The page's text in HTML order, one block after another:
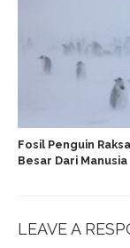
Fosil Penguin
Besar Dari Manusia
LEAVE A